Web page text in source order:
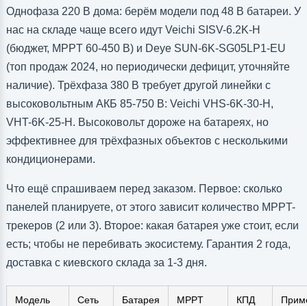
Однофаза 220 В дома: берём модели под 48 В батареи. У
нас на складе чаще всего идут Veichi SISV-6.2K-H
(бюджет, MPPT 60-450 В) и Deye SUN-6K-SG05LP1-EU
(топ продаж 2024, но периодически дефицит, уточняйте
наличие). Трёхфаза 380 В требует другой линейки с
высоковольтным АКБ 85-750 В: Veichi VHS-6K-30-H,
VHT-6K-25-H. Высоковольт дороже на батареях, но
эффективнее для трёхфазных объектов с несколькими
кондиционерами.
Что ещё спрашиваем перед заказом. Первое: сколько
панелей планируете, от этого зависит количество MPPT-
трекеров (2 или 3). Второе: какая батарея уже стоит, если
есть; чтобы не перебивать экосистему. Гарантия 2 года,
доставка с киевского склада за 1-3 дня.
Модель Сеть Батарея
MPPT
КПД